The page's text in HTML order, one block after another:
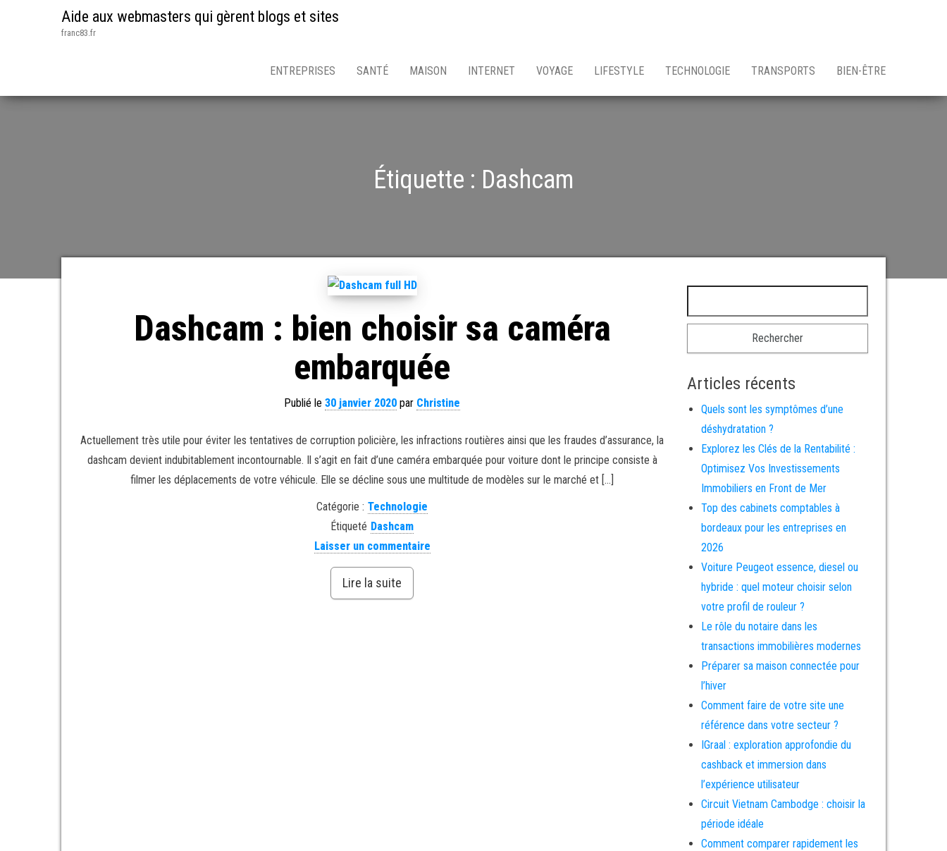
Aide aux webmasters qui gèrent blogs et sites
franc83.fr
ENTREPRISES SANTÉ MAISON INTERNET VOYAGE LIFESTYLE TECHNOLOGIE TRANSPORTS BIEN-ÊTRE
Étiquette : Dashcam
Dashcam : bien choisir sa caméra
embarquée
Publié le30 janvier 2020 par Christine
Actuellement très utile pour éviter les tentatives de corruption policière, les infractions routières ainsi que les fraudes d’assurance, la
dashcam devient indubitablement incontournable. Il s’agit en fait d’une caméra embarquée pour voiture dont le principe consiste à
filmer les déplacements de votre véhicule. Elle se décline sous une multitude de modèles sur le marché et […]
Catégorie : Technologie
Étiqueté Dashcam
Laisser un commentaire
Lire la suite
Articles récents
Quels sont les symptômes d’une
déshydratation ?
Explorez les Clés de la Rentabilité :
Optimisez Vos Investissements
Immobiliers en Front de Mer
Top des cabinets comptables à
bordeaux pour les entreprises en
2026
Voiture Peugeot essence, diesel ou
hybride : quel moteur choisir selon
votre profil de rouleur ?
Le rôle du notaire dans les
transactions immobilières modernes
Préparer sa maison connectée pour
l’hiver
Comment faire de votre site une
référence dans votre secteur ?
IGraal : exploration approfondie du
cashback et immersion dans
l’expérience utilisateur
Circuit Vietnam Cambodge : choisir la
période idéale
Comment comparer rapidement les